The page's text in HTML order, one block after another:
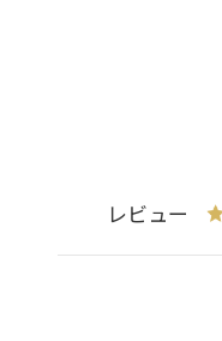
レビュー